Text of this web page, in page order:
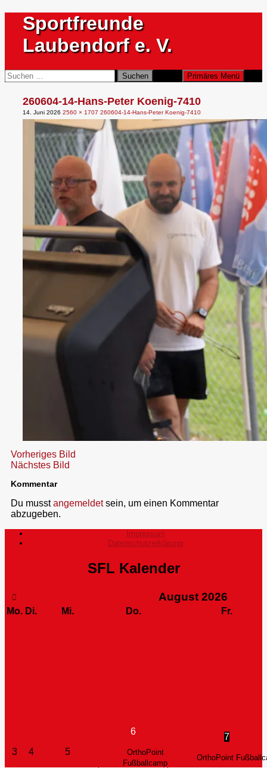
Inhalt
springen
Sportfreunde
Laubendorf e. V.
Suchen Primäres Menü
Suchen
nach:
260604-14-Hans-Peter Koenig-7410
14. Juni 2026 2560 × 1707 260604-14-Hans-Peter Koenig-7410
Vorheriges Bild
Nächstes Bild
Kommentar
Du musstangemeldetsein, um einen Kommentar
abzugeben.
Impressum
Datenschutzerklärung
SFL Kalender
August 2026
Mo. Di. Mi. Do. Fr.
3 4 5
6
OrthoPoint
Fußballcamp
7
OrthoPoint